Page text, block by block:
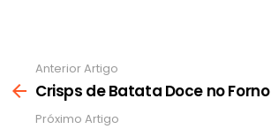
mais
Anterior Artigo
Crisps de Batata Doce no Forno
Próximo Artigo